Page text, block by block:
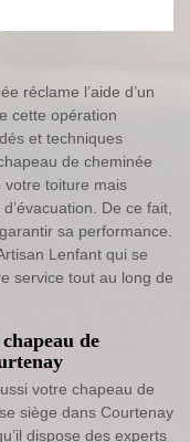
réclame l’aide d’un
cette opération
et techniques
de cheminée
votre toiture mais
De ce fait,
sa performance.
Lenfant qui se
service tout au long de
de
votre chapeau de
siège dans Courtenay
dispose des experts